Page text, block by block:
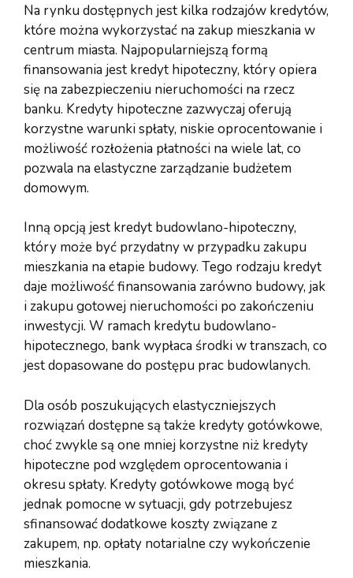
Na rynku dostępnych jest kilka rodzajów kredytów,
które można wykorzystać na zakup mieszkania w
centrum miasta. Najpopularniejszą formą
finansowania jest kredyt hipoteczny, który opiera
się na zabezpieczeniu nieruchomości na rzecz
banku. Kredyty hipoteczne zazwyczaj oferują
korzystne warunki spłaty, niskie oprocentowanie i
możliwość rozłożenia płatności na wiele lat, co
pozwala na elastyczne zarządzanie budżetem
domowym.
Inną opcją jest kredyt budowlano-hipoteczny,
który może być przydatny w przypadku zakupu
mieszkania na etapie budowy. Tego rodzaju kredyt
daje możliwość finansowania zarówno budowy, jak
i zakupu gotowej nieruchomości po zakończeniu
inwestycji. W ramach kredytu budowlano-
hipotecznego, bank wypłaca środki w transzach, co
jest dopasowane do postępu prac budowlanych.
Dla osób poszukujących elastyczniejszych
rozwiązań dostępne są także kredyty gotówkowe,
choć zwykle są one mniej korzystne niż kredyty
hipoteczne pod względem oprocentowania i
okresu spłaty. Kredyty gotówkowe mogą być
jednak pomocne w sytuacji, gdy potrzebujesz
sfinansować dodatkowe koszty związane z
zakupem, np. opłaty notarialne czy wykończenie
mieszkania.